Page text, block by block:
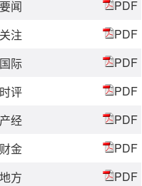
闻
PDF
注
PDF
际
PDF
评
PDF
经
PDF
金
PDF
方
PDF